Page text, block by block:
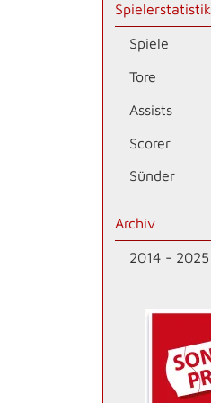
Spielerstatistik
Spiele
Tore
Assists
Scorer
Sünder
Archiv
2014 - 2025